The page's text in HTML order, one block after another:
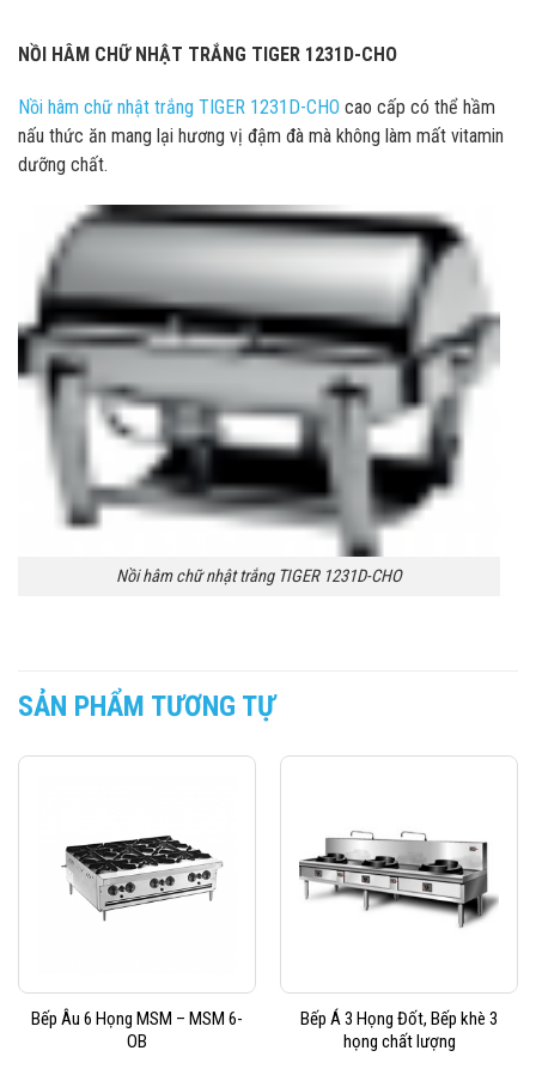
NỒI HÂM CHỮ NHẬT TRẮNG TIGER 1231D-CHO
Nồi hâm chữ nhật trắng TIGER 1231D-CHO cao cấp có thể hầm
nấu thức ăn mang lại hương vị đậm đà mà không làm mất vitamin
dưỡng chất.
Nồi hâm chữ nhật trắng TIGER 1231D-CHO
SẢN PHẨM TƯƠNG TỰ
Bếp Âu 6 Họng MSM – MSM 6-
OB
Bếp Á 3 Họng Đốt, Bếp khè 3
họng chất lượng